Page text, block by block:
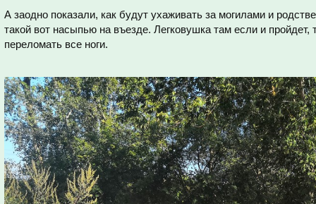
А заодно показали, как будут ухаживать за могилами и
такой вот насыпью на въезде. Легковушка там если и
переломать все ноги.